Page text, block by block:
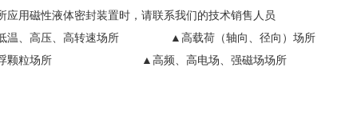
应用磁性液体密封装置时，请联系我们的技术销售人员
温、高压、高转速场所 ▲高载荷（轴向、径向）场所
浮颗粒场所 ▲高频、高电场、强磁场场所